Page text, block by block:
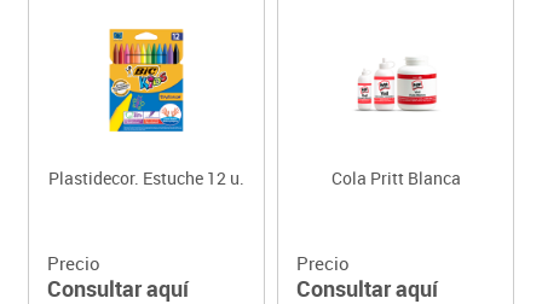
Plastidecor. Estuche 12 u.
Precio
Consultar aquí
Cola Pritt Blanca
Precio
Consultar aquí